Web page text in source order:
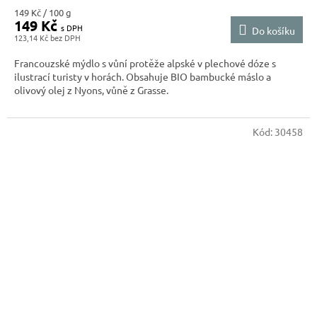
123,14 Kč
149 Kč
Měrná
cena:
149 Kč / 100 g
Do košíku
Francouzské mýdlo s vůní protěže alpské v plechové dóze s
ilustrací turisty v horách. Obsahuje BIO bambucké máslo a
olivový olej z Nyons, vůně z Grasse.
Kód: 30458